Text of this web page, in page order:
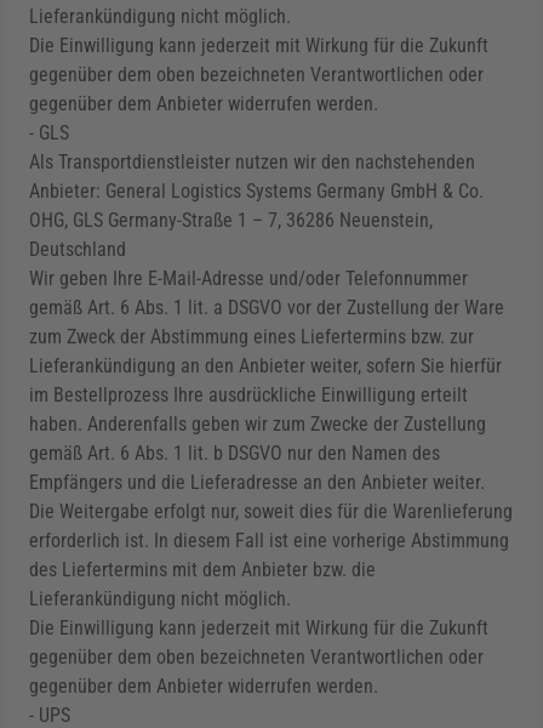
Lieferankündigung nicht möglich.
Die Einwilligung kann jederzeit mit Wirkung für die Zukunft
gegenüber dem oben bezeichneten Verantwortlichen oder
gegenüber dem Anbieter widerrufen werden.
- GLS
Als Transportdienstleister nutzen wir den nachstehenden
Anbieter: General Logistics Systems Germany GmbH & Co.
OHG, GLS Germany-Straße 1 – 7, 36286 Neuenstein,
Deutschland
Wir geben Ihre E-Mail-Adresse und/oder Telefonnummer
gemäß Art. 6 Abs. 1 lit. a DSGVO vor der Zustellung der Ware
zum Zweck der Abstimmung eines Liefertermins bzw. zur
Lieferankündigung an den Anbieter weiter, sofern Sie hierfür
im Bestellprozess Ihre ausdrückliche Einwilligung erteilt
haben. Anderenfalls geben wir zum Zwecke der Zustellung
gemäß Art. 6 Abs. 1 lit. b DSGVO nur den Namen des
Empfängers und die Lieferadresse an den Anbieter weiter.
Die Weitergabe erfolgt nur, soweit dies für die Warenlieferung
erforderlich ist. In diesem Fall ist eine vorherige Abstimmung
des Liefertermins mit dem Anbieter bzw. die
Lieferankündigung nicht möglich.
Die Einwilligung kann jederzeit mit Wirkung für die Zukunft
gegenüber dem oben bezeichneten Verantwortlichen oder
gegenüber dem Anbieter widerrufen werden.
- UPS